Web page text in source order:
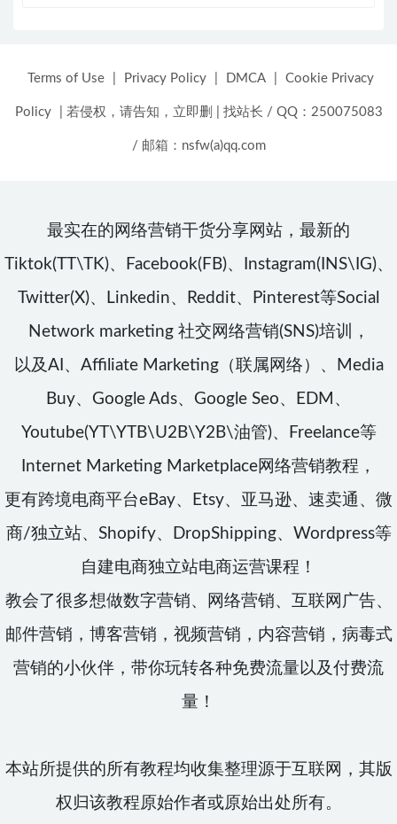
Terms of Use Privacy Policy DMCA Cookie Privacy
Policy 若侵权，请告知，立即删 找站长 / QQ：250075083
/ 邮箱：nsfw(a)qq.com
最实在的网络营销干货分享网站，最新的
Tiktok(TT\TK)、Facebook(FB)、Instagram(INS\IG)、
Twitter(X)、Linkedin、Reddit、Pinterest等Social
Network marketing 社交网络营销(SNS)培训，
以及AI、Affiliate Marketing（联属网络）、Media
Buy、Google Ads、Google Seo、EDM、
Youtube(YT\YTB\U2B\Y2B\油管)、Freelance等
Internet Marketing Marketplace网络营销教程，
更有跨境电商平台eBay、Etsy、亚马逊、速卖通、微
商/独立站、Shopify、DropShipping、Wordpress等
自建电商独立站电商运营课程！
教会了很多想做数字营销、网络营销、互联网广告、
邮件营销，博客营销，视频营销，内容营销，病毒式
营销的小伙伴，带你玩转各种免费流量以及付费流
量！
本站所提供的所有教程均收集整理源于互联网，其版
权归该教程原始作者或原始出处所有。